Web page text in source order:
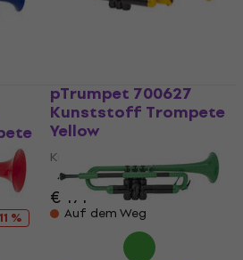
%
pTrumpet 700627
Kunststoff Trompete
Yellow
Kunststoff Trompete
4,8/5
€ 171
Auf dem Weg